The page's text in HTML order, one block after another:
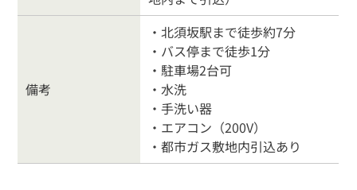
備考
・北須坂駅まで徒歩約7分
・バス停まで徒歩1分
・駐車場2台可
・水洗
・手洗い器
・エアコン（200V）
・都市ガス敷地内引込あり
事業物件
物件を売る
行政書士